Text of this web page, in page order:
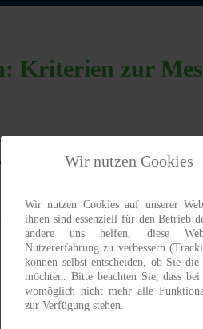
Kriterien zur
Emissionen zu entwickeln.
und eine offene Diskussion zu
Wir nutzen Cookies
Wir nutzen Cookies auf unserer
ihnen sind essenziell für den Betrieb
andere uns helfen, diese
Nutzererfahrung zu verbessern
können selbst entscheiden, ob Sie die
möchten. Bitte beachten Sie, dass
womöglich nicht mehr alle
zur Verfügung stehen.